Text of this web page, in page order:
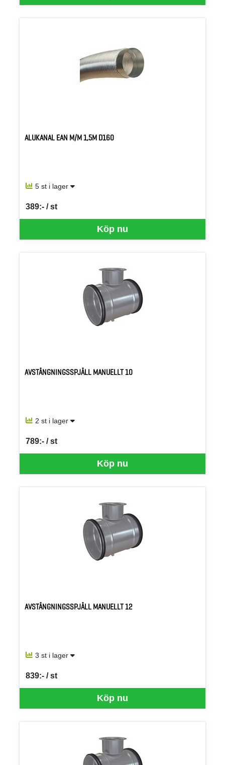
ALUKANAL EAN M/M 1,5M D160
5 st i lager
Köp nu
389:- / st
SEK per ST
AVSTÄNGNINGSSPJÄLL MANUELLT 10
2 st i lager
Köp nu
789:- / st
SEK per ST
AVSTÄNGNINGSSPJÄLL MANUELLT 12
3 st i lager
Köp nu
839:- / st
SEK per ST